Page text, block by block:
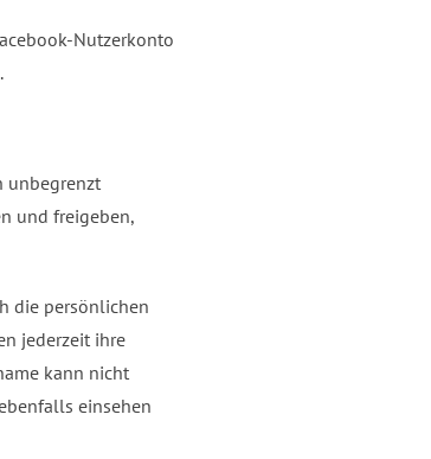
Nutzerkonto
unbegrenzt
und freigeben,
die persönlichen
jederzeit ihre
kann nicht
einsehen